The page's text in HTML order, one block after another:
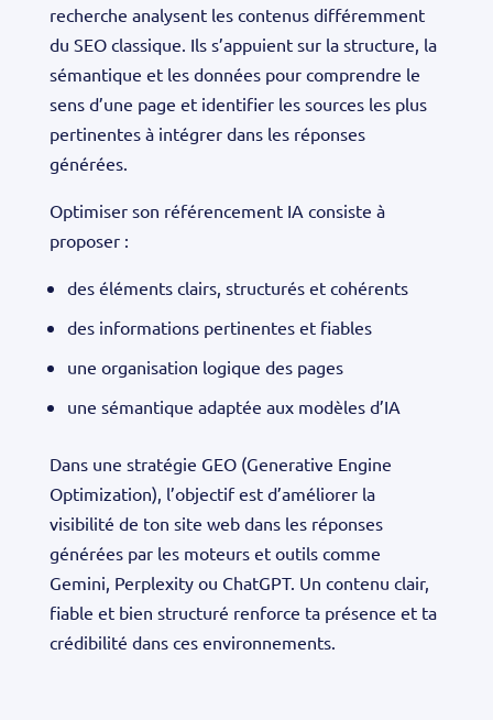
recherche analysent les contenus différemment
du SEO classique. Ils s’appuient sur la structure, la
sémantique et les données pour comprendre le
sens d’une page et identifier les sources les plus
pertinentes à intégrer dans les réponses
générées.
Optimiser son référencement IA consiste à
proposer :
des éléments clairs, structurés et cohérents
des informations pertinentes et fiables
une organisation logique des pages
une sémantique adaptée aux modèles d’IA
Dans une stratégie GEO (Generative Engine
Optimization), l’objectif est d’améliorer la
visibilité de ton site web dans les réponses
générées par les moteurs et outils comme
Gemini, Perplexity ou ChatGPT. Un contenu clair,
fiable et bien structuré renforce ta présence et ta
crédibilité dans ces environnements.